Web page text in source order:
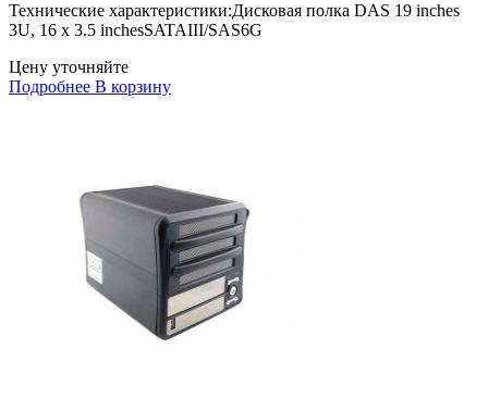
Технические характеристики:Дисковая полка DAS 19 inches
3U, 16 x 3.5 inchesSATAIII/SAS6G
Цену уточняйте
Подробнее В корзину